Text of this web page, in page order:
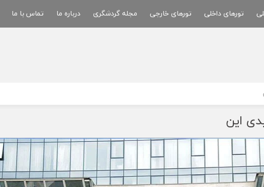
تورهای داخلی تورهای خارجی مجله گردشگری درباره ما تماس با ما
این
آقای شکیبا
آقای شکیبا